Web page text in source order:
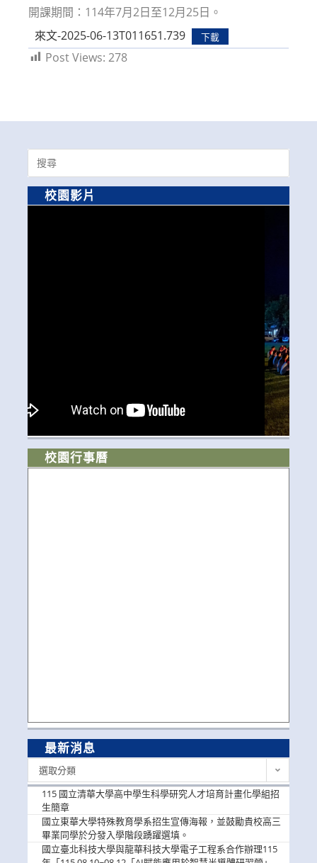
開課期間：114年7月2日至12月25日。
來文-2025-06-13T011651.739
下載
Post Views: 278
Search
for:
校園影片
校園行事曆
最新消息
選取分類
115 國立清華大學高中學生科學研究人才培育計畫化學組招
生簡章
國立東華大學特殊教育學系招生宣傳海報，並鼓勵貴校高三
畢業同學於分發入學階段踴躍選填。
國立臺北科技大學與龍華科技大學電子工程系合作辦理115